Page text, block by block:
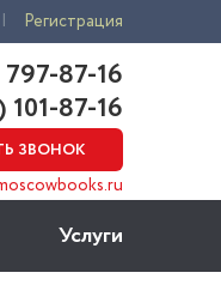
Регистрация
87-16
101-87-16
ЗВОНОК
Услуги